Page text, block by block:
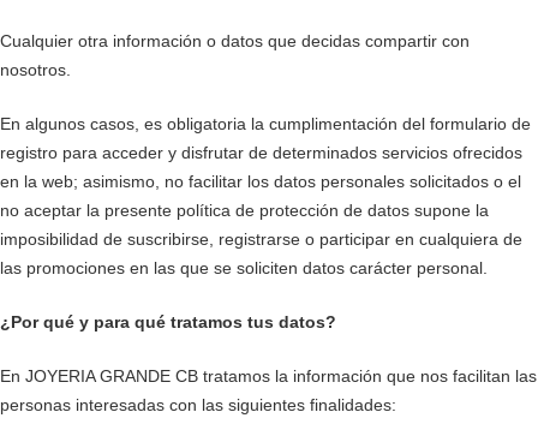
Cualquier otra información o datos que decidas compartir con
nosotros.
En algunos casos, es obligatoria la cumplimentación del formulario de
registro para acceder y disfrutar de determinados servicios ofrecidos
en la web; asimismo, no facilitar los datos personales solicitados o el
no aceptar la presente política de protección de datos supone la
imposibilidad de suscribirse, registrarse o participar en cualquiera de
las promociones en las que se soliciten datos carácter personal.
¿Por qué y para qué tratamos tus datos?
En JOYERIA GRANDE CB tratamos la información que nos facilitan las
personas interesadas con las siguientes finalidades: